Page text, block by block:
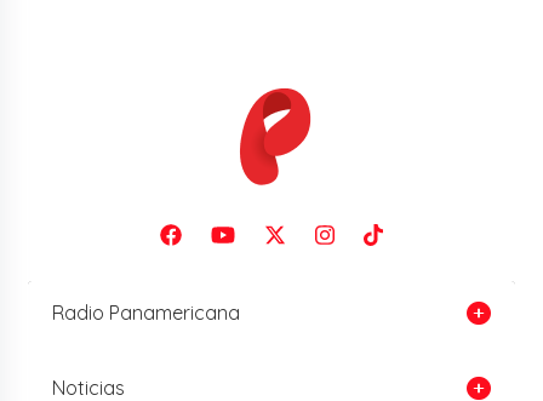
Radio Panamericana
Noticias